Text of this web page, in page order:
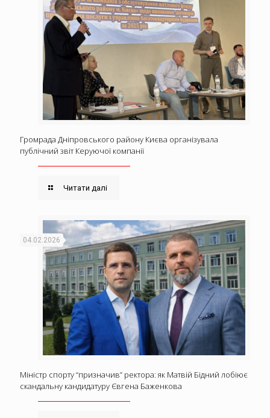
Громрада Дніпровського району Києва організувала
публічний звіт Керуючої компанії
Читати далі
04.02.2026
Міністр спорту “призначив” ректора: як Матвій Бідний лобіює
скандальну кандидатуру Євгена Баженкова